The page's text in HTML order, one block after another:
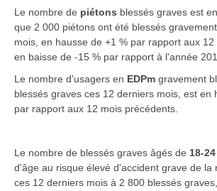
Le nombre de piétons blessés graves est
que 2 000 piétons ont été blessés
mois, en hausse de +1 % par rapport aux
en baisse de -15 % par rapport à l'année
Le nombre d'usagers en EDPm gravement
blessés graves ces 12 derniers mois, est en
par rapport aux 12 mois précédents.
Le nombre de blessés graves âgés de 18-
d'âge au risque élevé d'accident grave de la
ces 12 derniers mois à 2 800 blessés